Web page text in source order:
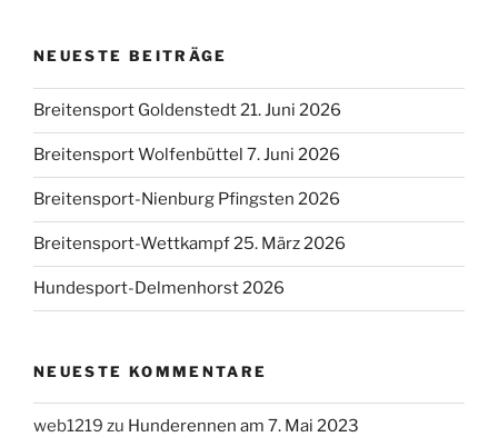
NEUESTE BEITRÄGE
Breitensport Goldenstedt 21. Juni 2026
Breitensport Wolfenbüttel 7. Juni 2026
Breitensport-Nienburg Pfingsten 2026
Breitensport-Wettkampf 25. März 2026
Hundesport-Delmenhorst 2026
NEUESTE KOMMENTARE
web1219 zu Hunderennen am 7. Mai 2023